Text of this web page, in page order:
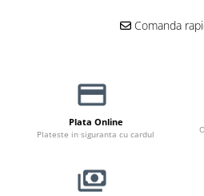
Pisică Senior
Diete Veterinare Pisică
Comanda
Plata Online
Plateste in siguranta cu cardul